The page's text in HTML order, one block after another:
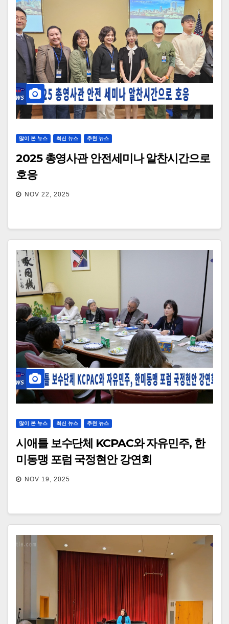
많이 본 뉴스 최신 뉴스 추천 뉴스
2025 총영사관 안전세미나 알찬시간으로
호응
NOV 22, 2025
많이 본 뉴스 최신 뉴스 추천 뉴스
시애틀 보수단체 KCPAC와 자유민주, 한
미동맹 포럼 국정현안 강연회
NOV 19, 2025